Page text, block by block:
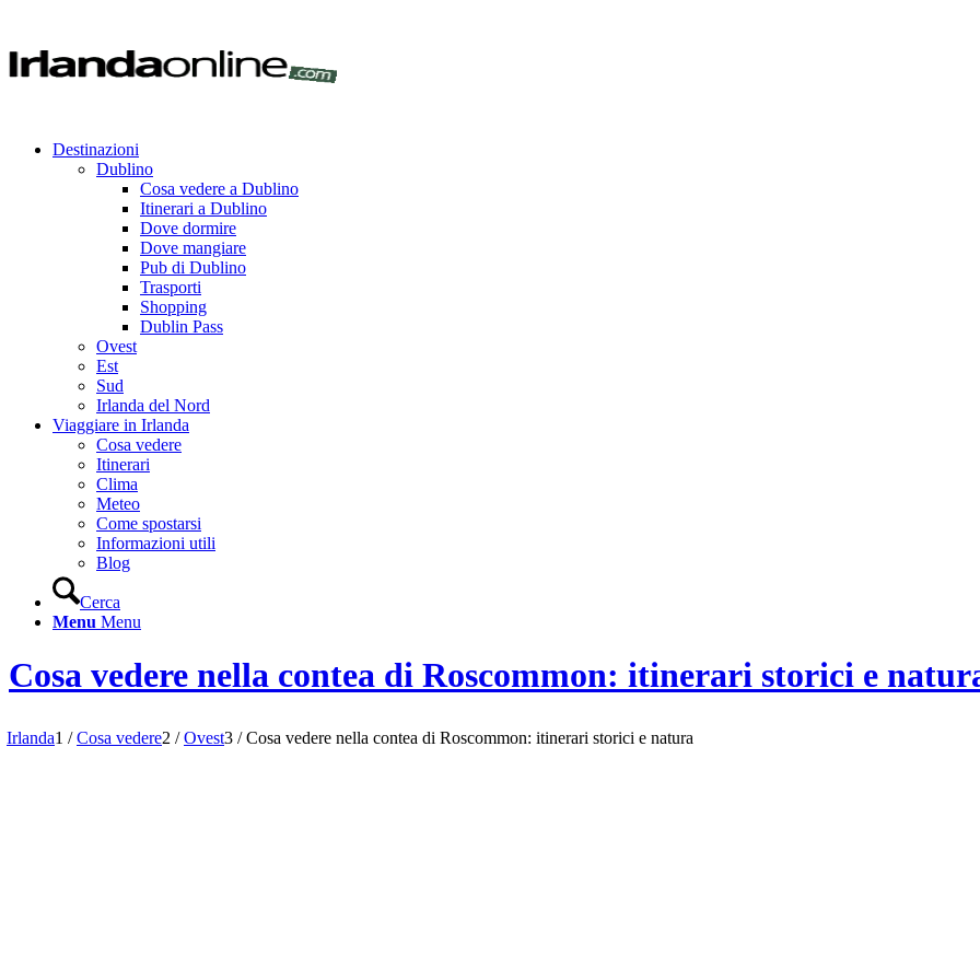
Destinazioni
Dublino
Cosa vedere a Dublino
Itinerari a Dublino
Dove dormire
Dove mangiare
Pub di Dublino
Trasporti
Shopping
Dublin Pass
Ovest
Est
Sud
Irlanda del Nord
Viaggiare in Irlanda
Cosa vedere
Itinerari
Clima
Meteo
Come spostarsi
Informazioni utili
Blog
Cerca
Menu Menu
Cosa vedere nella contea di Roscommon: itinerari storici e
Irlanda1 / Cosa vedere2 / Ovest3 / Cosa vedere nella contea di Roscommon: itinerari storici e natura